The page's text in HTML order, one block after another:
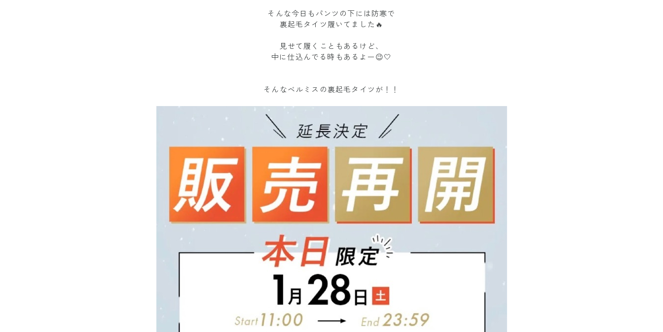
そんな今日もパンツの下には防寒で
裏起毛タイツ履いてました🔥
見せて履くこともあるけど、
中に仕込んでる時もあるよー😉🤍
そんなベルミスの裏起毛タイツが！！